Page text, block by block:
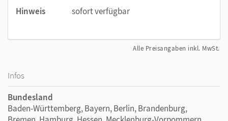
Hinweis
sofort verfügbar
Alle Preisangaben inkl. MwSt.
Infos
Bundesland
Baden-Württemberg, Bayern, Berlin, Brandenburg,